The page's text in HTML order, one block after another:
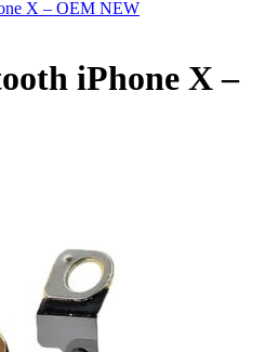
X – OEM NEW
iPhone X –